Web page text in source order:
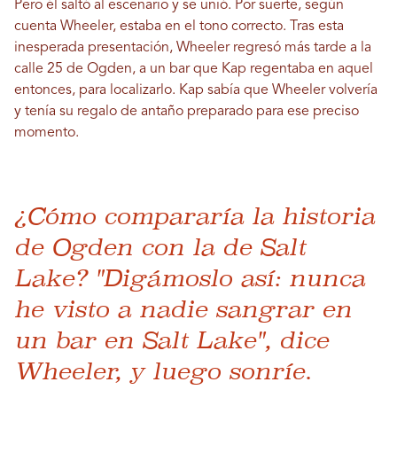
Pero él saltó al escenario y se unió. Por suerte, según
cuenta Wheeler, estaba en el tono correcto. Tras esta
inesperada presentación, Wheeler regresó más tarde a la
calle 25 de Ogden, a un bar que Kap regentaba en aquel
entonces, para localizarlo. Kap sabía que Wheeler volvería
y tenía su regalo de antaño preparado para ese preciso
momento.
¿Cómo compararía la historia
de Ogden con la de Salt
Lake? "Digámoslo así: nunca
he visto a nadie sangrar en
un bar en Salt Lake", dice
Wheeler, y luego sonríe.